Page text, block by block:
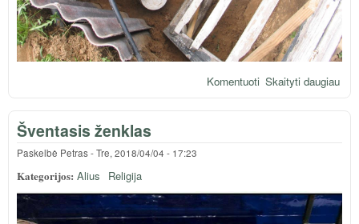
Skaityti daugiauapie
Komentuoti
Šventasis ženklas
Paskelbė Petras-Tre, 2018/04/04 - 17:23
Kategorijos: Alius Religija